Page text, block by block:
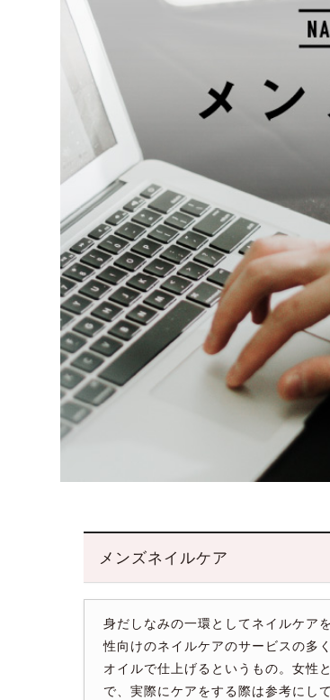
メンズネイルケア
身だしなみの一環としてネイルケア
性向けのネイルケアのサービスの多
オイルで仕上げるというもの。女性
で、実際にケアをする際は参考にし